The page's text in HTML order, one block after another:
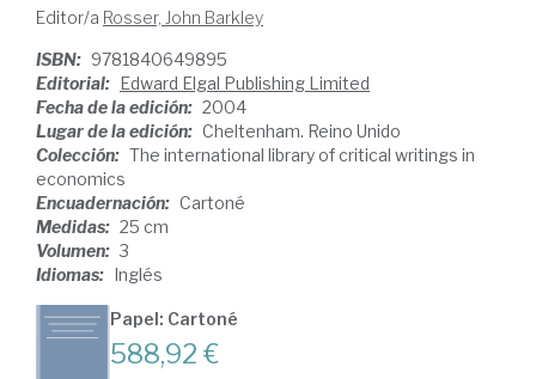
Editor/a Rosser, John Barkley
ISBN: 9781840649895
Editorial: Edward Elgal Publishing Limited
Fecha de la edición: 2004
Lugar de la edición: Cheltenham. Reino Unido
Colección: The international library of critical writings in
economics
Encuadernación: Cartoné
Medidas: 25 cm
Volumen: 3
Idiomas: Inglés
Papel: Cartoné
588,92 €